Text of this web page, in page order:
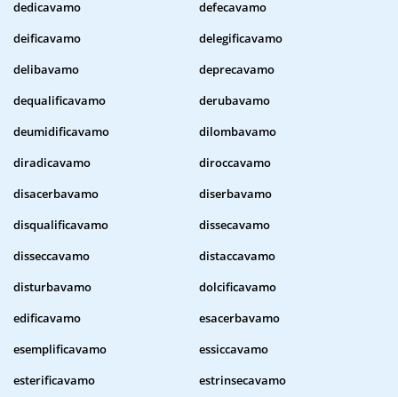
dedicavamo
defecavamo
deificavamo
delegificavamo
delibavamo
deprecavamo
dequalificavamo
derubavamo
deumidificavamo
dilombavamo
diradicavamo
diroccavamo
disacerbavamo
diserbavamo
disqualificavamo
dissecavamo
disseccavamo
distaccavamo
disturbavamo
dolcificavamo
edificavamo
esacerbavamo
esemplificavamo
essiccavamo
esterificavamo
estrinsecavamo